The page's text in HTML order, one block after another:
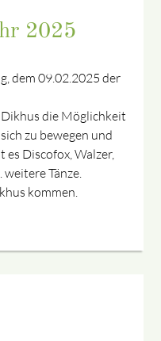
2025
dem 09.02.2025 der
die Möglichkeit
zu bewegen und
es Discofox, Walzer,
Tänze.
kommen.